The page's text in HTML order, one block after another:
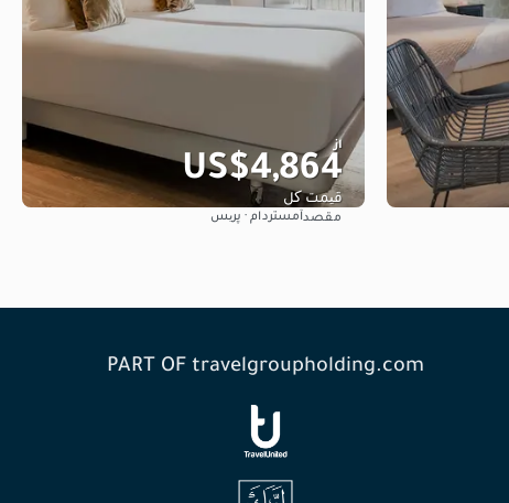
از
US$4,864
قیمت کل
مقصدآمستردام · پریس
PART OF travelgroupholding.com